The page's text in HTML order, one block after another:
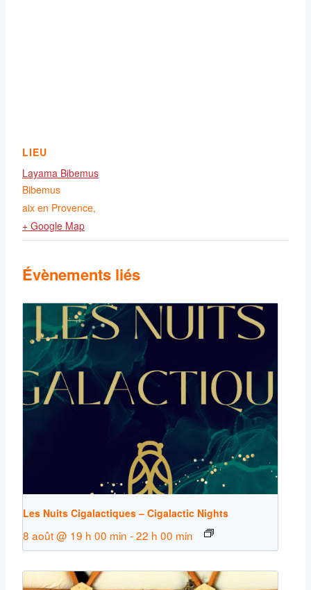
LIEU
Layama Bibemus
Bibemus
aix en Provence,
+ Google Map
Évènements liés
Les Nuits Cigalactiques – Cigalactic Nights
8 août @ 19 h 00 min -22 h 00 min